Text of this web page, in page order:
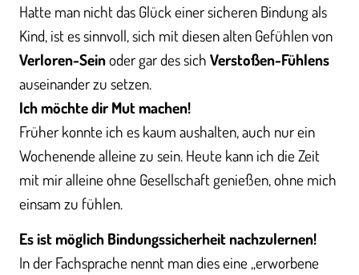
Hatte man nicht das Glück einer sicheren Bindung als
Kind, ist es sinnvoll, sich mit diesen alten Gefühlen von
Verloren-Seinoder gar des sich Verstoßen-Fühlens
auseinander zu setzen.
Ich möchte dir Mut machen!
Früher konnte ich es kaum aushalten, auch nur ein
Wochenende alleine zu sein. Heute kann ich die Zeit
mit mir alleine ohne Gesellschaft genießen, ohne mich
einsam zu fühlen.
Es ist möglich Bindungssicherheit nachzulernen!
In der Fachsprache nennt man dies eine „erworbene